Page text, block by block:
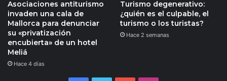
Asociaciones antiturismo
invaden una cala de
Mallorca para denunciar
su «privatización
encubierta» de un hotel
Meliá
Hace 4 días
Turismo degenerativo:
¿quién es el culpable, el
turismo o los turistas?
Hace 2 semanas